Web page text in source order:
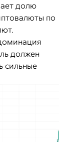
долю
по
должен
сильные